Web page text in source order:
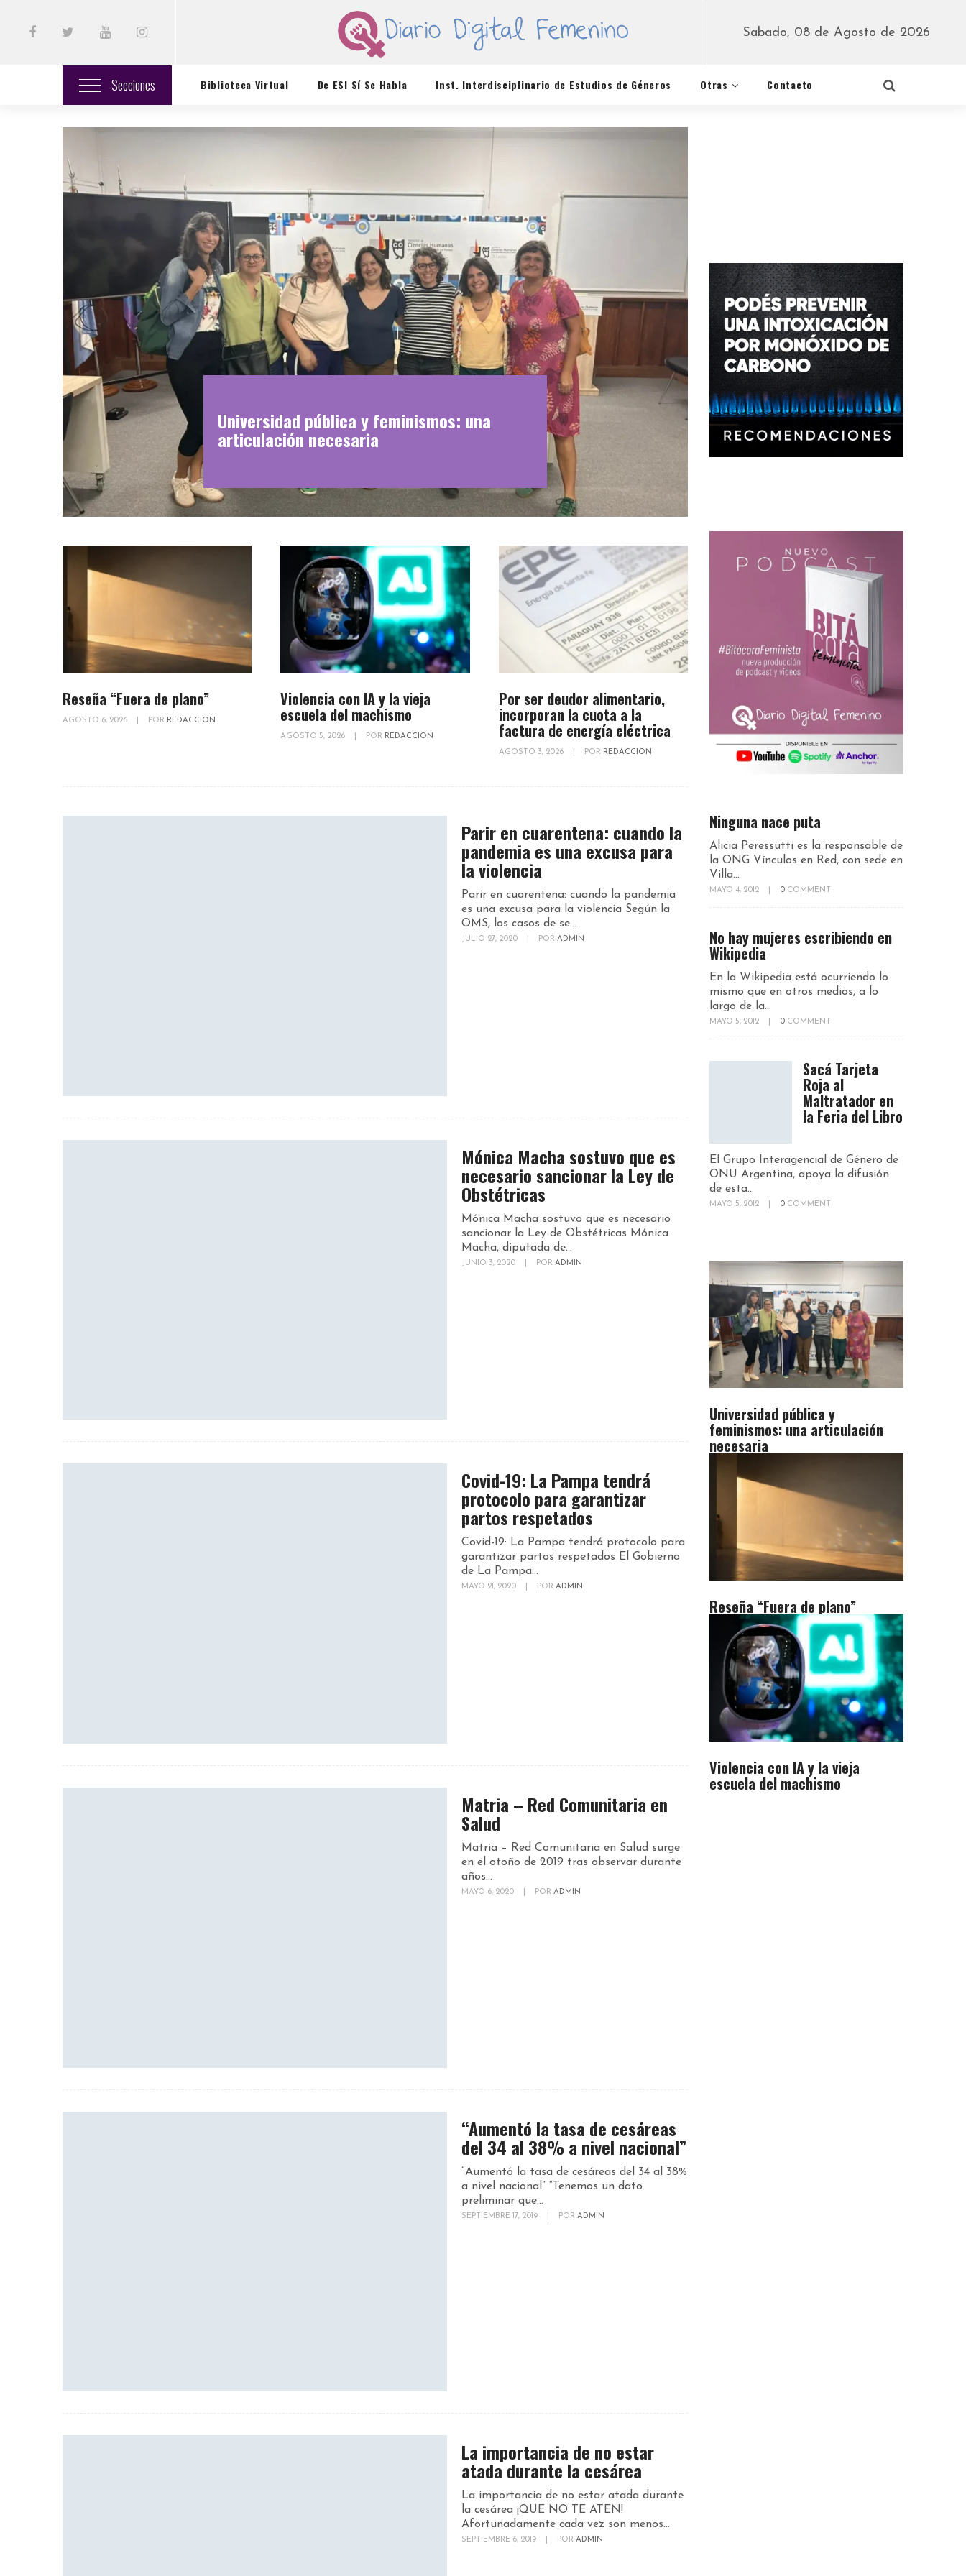
Sabado, 08 de Agosto de 2026
Secciones Biblioteca Virtual De ESI Sí Se Habla Inst. Interdisciplinario de Estudios de Géneros Otras Contacto
Universidad pública y feminismos: una
articulación necesaria
Reseña “Fuera de plano”
AGOSTO 6, 2026 POR REDACCION
Violencia con IA y la vieja
escuela del machismo
AGOSTO 5, 2026 POR REDACCION
Por ser deudor alimentario,
incorporan la cuota a la
factura de energía eléctrica
AGOSTO 3, 2026 POR REDACCION
Parir en cuarentena: cuando la
pandemia es una excusa para
la violencia
Parir en cuarentena: cuando la pandemia
es una excusa para la violencia Según la
OMS, los casos de se...
JULIO 27, 2020 POR ADMIN
Mónica Macha sostuvo que es
necesario sancionar la Ley de
Obstétricas
Mónica Macha sostuvo que es necesario
sancionar la Ley de Obstétricas Mónica
Macha, diputada de...
JUNIO 3, 2020 POR ADMIN
Covid-19: La Pampa tendrá
protocolo para garantizar
partos respetados
Covid-19: La Pampa tendrá protocolo para
garantizar partos respetados El Gobierno
de La Pampa...
MAYO 21, 2020 POR ADMIN
Matria – Red Comunitaria en
Salud
Matria – Red Comunitaria en Salud surge
en el otoño de 2019 tras observar durante
años...
MAYO 6, 2020 POR ADMIN
“Aumentó la tasa de cesáreas
del 34 al 38% a nivel nacional”
“Aumentó la tasa de cesáreas del 34 al 38%
a nivel nacional” “Tenemos un dato
preliminar que...
SEPTIEMBRE 17, 2019 POR ADMIN
La importancia de no estar
atada durante la cesárea
La importancia de no estar atada durante
la cesárea ¡QUE NO TE ATEN!
Afortunadamente cada vez son menos...
SEPTIEMBRE 6, 2019 POR ADMIN
Ninguna nace puta
Alicia Peressutti es la responsable de
la ONG Vínculos en Red, con sede en
Villa...
MAYO 4, 2012 0 COMMENT
No hay mujeres escribiendo en
Wikipedia
En la Wikipedia está ocurriendo lo
mismo que en otros medios, a lo
largo de la...
MAYO 5, 2012 0 COMMENT
Sacá Tarjeta
Roja al
Maltratador en
la Feria del Libro
El Grupo Interagencial de Género de
ONU Argentina, apoya la difusión
de esta...
MAYO 5, 2012 0 COMMENT
Universidad pública y
feminismos: una articulación
necesaria
Reseña “Fuera de plano”
Violencia con IA y la vieja
escuela del machismo